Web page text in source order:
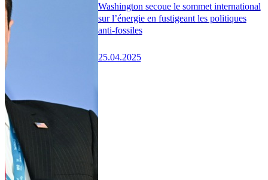
Washington secoue le sommet international
sur l’énergie en fustigeant les politiques
anti-fossiles
25.04.2025